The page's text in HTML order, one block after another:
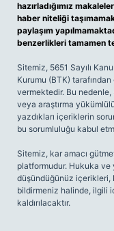
hazırladığımız
haber niteliği
paylaşım
benzerlikleri tamamen
Sitemiz, 5651 Sayılı
Kurumu (BTK)
vermektedir. Bu
veya araştırma
yazdıkları içeriklerin
bu sorumluluğu kabul
Sitemiz, kar amacı
platformudur. Hukuka ve
düşündüğünüz içerikleri,
bildirmeniz halinde, ilgili
kaldırılacaktır.